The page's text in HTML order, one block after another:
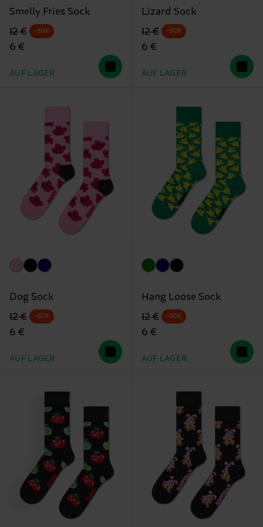
Smelly Fries Sock
Originalpreis
12 €
Reduzierter Preis
6 €
-50%
AUF LAGER
Lizard Sock
Originalpreis
12 €
Reduzierter Preis
6 €
-50%
AUF LAGER
Dog Sock
Originalpreis
12 €
Reduzierter Preis
6 €
-50%
AUF LAGER
Hang Loose Sock
Originalpreis
12 €
Reduzierter Preis
6 €
-50%
AUF LAGER